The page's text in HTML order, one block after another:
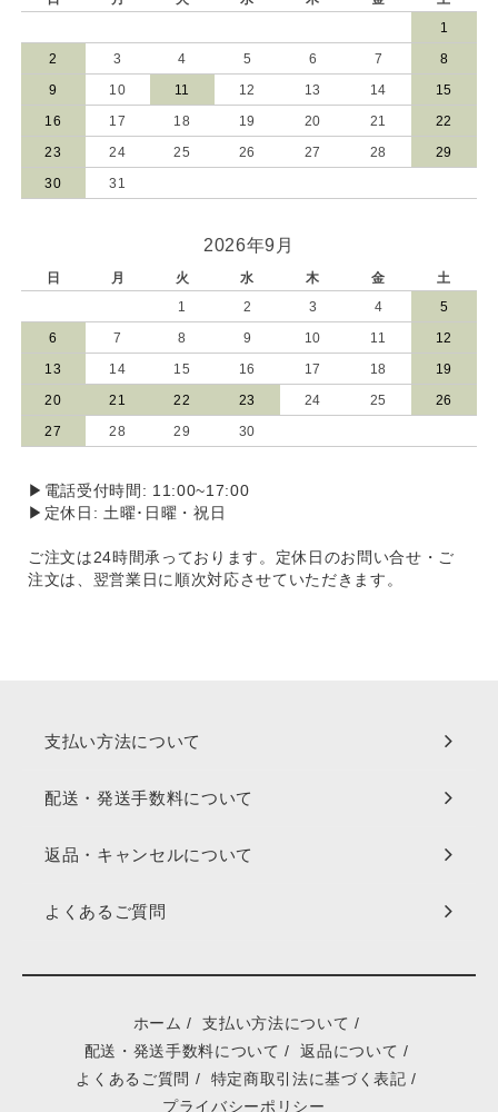
1
2 3 4 5 6 7 8
9 10 11 12 13 14 15
16 17 18 19 20 21 22
23 24 25 26 27 28 29
30 31
2026年9月
日 月 火 水 木 金
土
1
2 3 4 5
6 7 8 9 10 11 12
13 14 15 16 17 18 19
20 21 22 23 24 25 26
27 28 29 30
▶電話受付時間: 11:00~17:00
▶定休日: 土曜･日曜・祝日
ご注文は24時間承っております。定休日のお問い合せ・ご
注文は、翌営業日に順次対応させていただきます。
支払い方法について
配送・発送手数料について
返品・キャンセルについて
よくあるご質問
ホーム / 支払い方法について /
配送・発送手数料について / 返品について /
よくあるご質問 / 特定商取引法に基づく表記 /
プライバシーポリシー